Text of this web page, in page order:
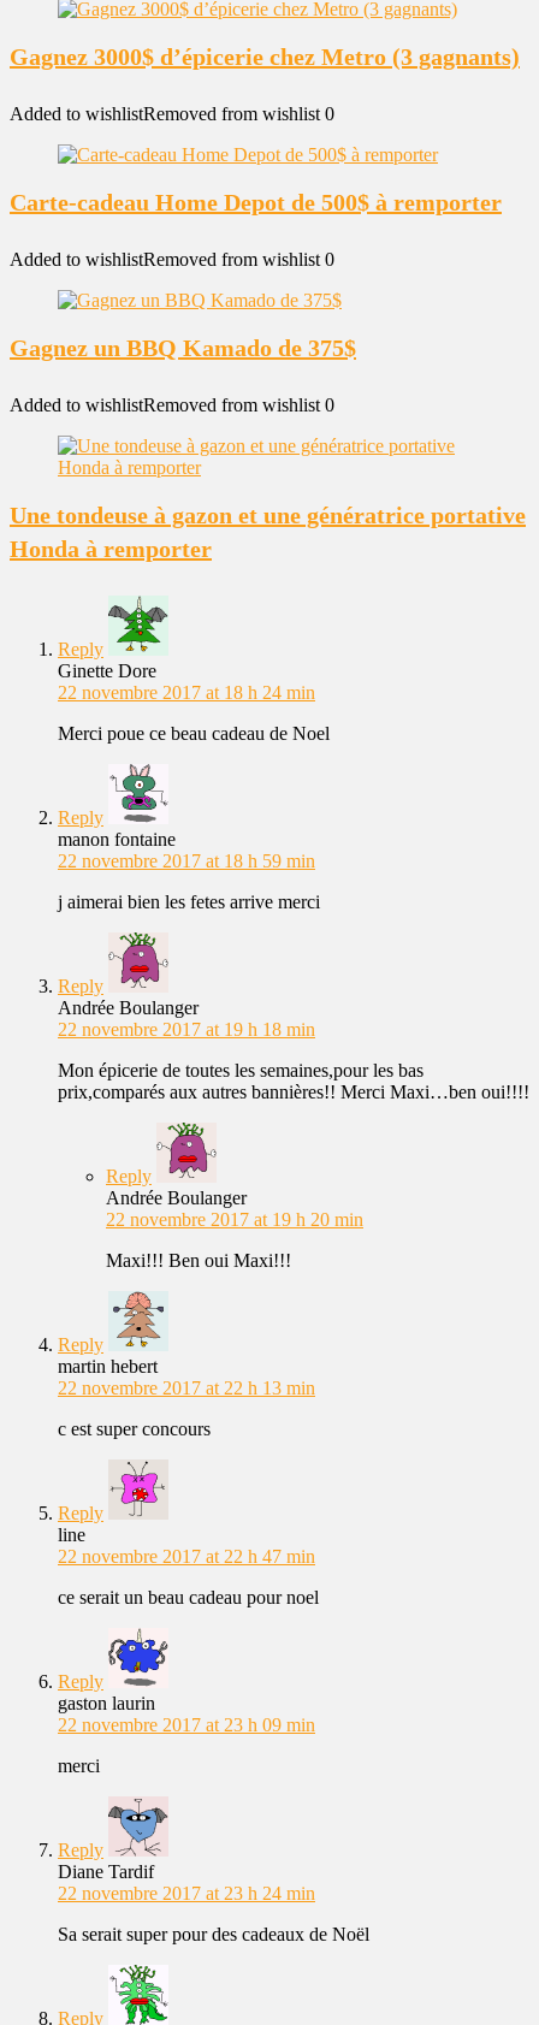
Gagnez 3000$ d’épicerie chez Metro (3 gagnants)
Added to wishlistRemoved from wishlist 0
Carte-cadeau Home Depot de 500$ à remporter
Added to wishlistRemoved from wishlist 0
Gagnez un BBQ Kamado de 375$
Added to wishlistRemoved from wishlist 0
Une tondeuse à gazon et une génératrice portative
Honda à remporter
Reply
Ginette Dore
22 novembre 2017 at 18 h 24 min
Merci poue ce beau cadeau de Noel
Reply
manon fontaine
22 novembre 2017 at 18 h 59 min
j aimerai bien les fetes arrive merci
Reply
Andrée Boulanger
22 novembre 2017 at 19 h 18 min
Mon épicerie de toutes les semaines,pour les bas
prix,comparés aux autres bannières!! Merci Maxi…ben oui!!!!
Reply
Andrée Boulanger
22 novembre 2017 at 19 h 20 min
Maxi!!! Ben oui Maxi!!!
Reply
martin hebert
22 novembre 2017 at 22 h 13 min
c est super concours
Reply
line
22 novembre 2017 at 22 h 47 min
ce serait un beau cadeau pour noel
Reply
gaston laurin
22 novembre 2017 at 23 h 09 min
merci
Reply
Diane Tardif
22 novembre 2017 at 23 h 24 min
Sa serait super pour des cadeaux de Noël
Reply